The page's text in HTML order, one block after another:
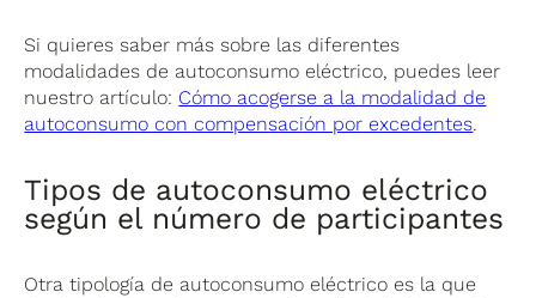
Si quieres saber más sobre las diferentes
modalidades de autoconsumo eléctrico, puedes leer
nuestro artículo: Cómo acogerse a la modalidad de
autoconsumo con compensación por excedentes.
Tipos de autoconsumo eléctrico
según el número de participantes
Otra tipología de autoconsumo eléctrico es la que